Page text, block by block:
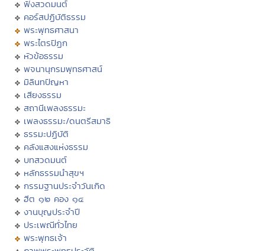
ฟังสวดมนต์
คอร์สปฏิบัติธรรม
พระพุทธศาสนา
พระไตรปิฏก
หัวข้อธรรม
พจนานุกรมพุทธศาสน์
มิลินทปัญหา
เสียงธรรม
สถานีเพลงธรรมะ
เพลงธรรมะ/ดนตรีสมาธิ
ธรรมะปฏิบัติ
คลังแสงแห่งธรรม
บทสวดมนต์
หลักธรรมนำสุขฯ
กรรมฐานประจำวันเกิด
ฮีต ๑๒ คอง ๑๔
งานบุญประจำปี
ประเพณีทั่วไทย
พระพุทธเจ้า